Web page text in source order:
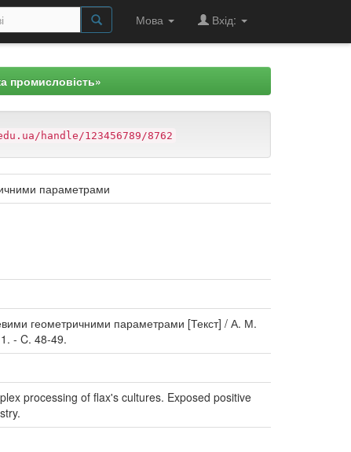
Мова Вхід:
промисловість»
handle/123456789/8762
параметрами
геометричними параметрами [Текст] / А. М.
- C. 48-49.
processing of flax's cultures. Exposed positive